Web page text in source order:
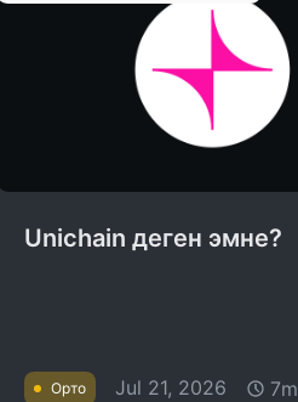
Unichain деген эмне?
Орто Jul 21, 2026 7m